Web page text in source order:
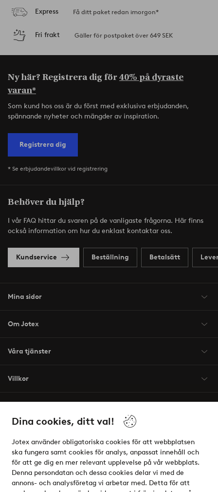
Dina cookies, ditt val!
Jotex använder obligatoriska cookies för att webbplatsen
ska fungera samt cookies för analys, anpassat innehåll och
för att ge dig en mer relevant upplevelse på vår webbplats.
Denna persondatan och dessa cookies delar vi med de
annons- och analysföretag vi arbetar med. Detta för att
Express Få ditt paket redan imorgon*
Fri frakt Gäller för postpaket över 649 SEK
Ny här? Registrera dig för40% på dyraste
varan*
Som kund hos oss är du först med exklusiva erbjudanden,
spännande nyheter och mängder av inspiration.
Registrera dig
* Se erbjudandevillkor vid registrering
Behöver du hjälp?
I vår FAQ hittar du svaren på de vanligaste frågorna. Här finns
också information om hur du enklast kontaktar oss.
Kundservice Beställning Betalsätt
Mina sidor
Om Jotex
Våra tjänster
Villkor
Säkra betalningar - Betala direkt eller dela upp
Vill du veta mer om våra betalalternativ?